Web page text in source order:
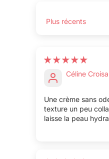
Sort by
Céline
Une crème sans
texture un peu
laisse la peau